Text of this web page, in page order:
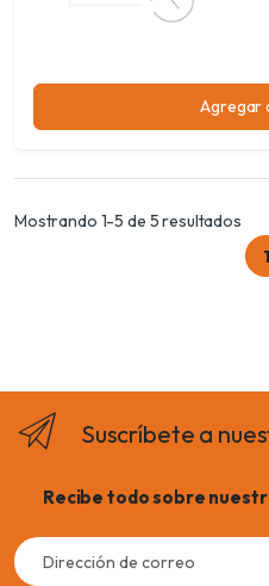
Agregar
Mostrando 1-5 de 5 resultados
1
Suscríbete a
Recibe todo sobre
Email
address